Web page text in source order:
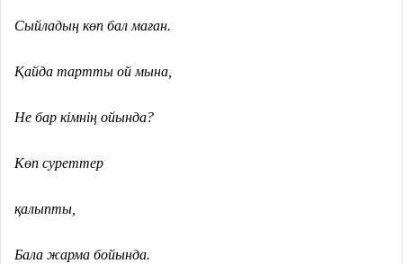
Сыйладың көп бал маған.
Қайда тартты ой мына,
Не бар кімнің ойында?
Көп суреттер
қалыпты,
Бала жарма бойында.